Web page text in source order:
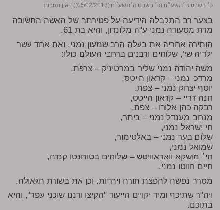
כ׳ בשבט ה׳תשע״ח (כ׳ בשבט ה׳תשע״ח (05/02/2018))
| אין תגובות
בצער רב התקבלה הידיעה על פטירתה של האשה החשובה
מרת מסעודה נמני ע"ה מלונדון, והיא בת 61.
הותירה אחריה את בעלה הרב שמעון נמני, ואת אחד עשר
ילדיה שי', שלוחים ורבנים ברחבי העולם כולו:
משה יהודה נמני שליח במרטיניק – צרפת,
מרדכי נמני – קראון הייטס,
יוסף יצחק נמני – צפת,
חנה דריי – קראון הייטס,
רבקה כהן אלורו – צפת,
מנחם מענדל נמני – ביתר,
חי ישראל נמני,
שלום בער נמני – באלטימור,
שמואל נמני,
חי׳ מושקא וואראוויטש – שלוחים בטורונטו קנדה,
חיים חווטו נמני.
מסרה נפשה להפצת תורה ויהדות, וכן את בשורת הגאולה.
ויה"ר שתיכף ומיד יקויים הייעוד "הקיצו ורננו שוכני עפר", והיא
בתוכם.